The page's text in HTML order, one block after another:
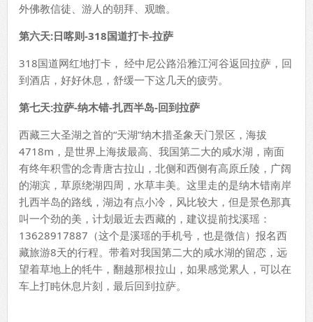
外佛教信徒、游人的朝拜、观瞻。
第六天:日喀则-318国道打卡-拉萨
318国道网红地打卡， 经中尼公路沿雅江河谷返回拉萨，回
到酒店，好好休息，舒缓一下这几天的疲劳。
第七天:拉萨-纳木错-扎西半岛-回到拉萨
西藏三大圣湖之首的“天湖”纳木措圣象天门景区，海拔
4718m，是世界上海拔最高、我国第二大的咸水湖，南面
有终年积雪的念青唐古拉山，北侧和西侧有高原丘陵，广阔
的湖滨，草原绕湖四周，水草丰美。这里走的是纳木错南岸
扎西半岛的路线，湖边有点小冷，风比较大，但是景色那真
叫一个劲的美，计划最近去西藏的，建议提前找溪瑶：
13628917887（这个是溪瑶的手机号，也是微信）报名西
藏旅游8天的行程。带着对我国第二大的咸水湖的留恋，远
望着草地上的牦牛，翻越那根拉山，如果感觉累人，可以在
车上打盹休息片刻，最后回到拉萨。